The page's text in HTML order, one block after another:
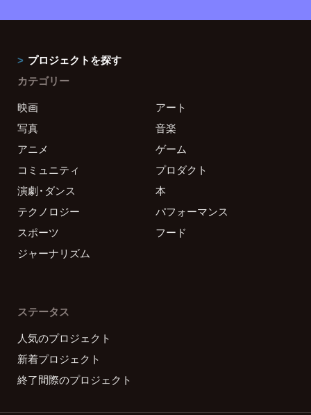
プロジェクトを探す
カテゴリー
映画
アート
写真
音楽
アニメ
ゲーム
コミュニティ
プロダクト
演劇・ダンス
本
テクノロジー
パフォーマンス
スポーツ
フード
ジャーナリズム
ステータス
人気のプロジェクト
新着プロジェクト
終了間際のプロジェクト